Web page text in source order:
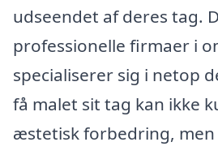
udseendet af deres tag.
professionelle firmaer i
specialiserer sig i netop
få malet sit tag kan ikke
æstetisk forbedring, men